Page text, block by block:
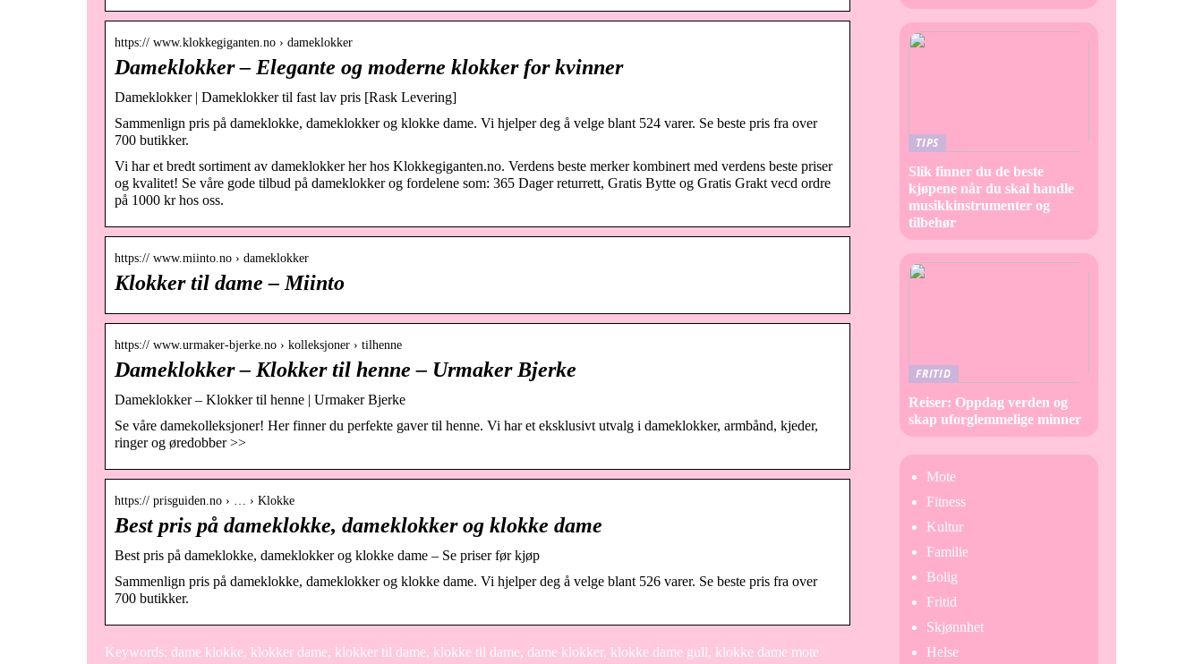
https:// www.klokkegiganten.no › dameklokker
Dameklokker – Elegante og moderne klokker for kvinner
Dameklokker | Dameklokker til fast lav pris [Rask Levering]
Sammenlign pris på dameklokke, dameklokker og klokke dame. Vi hjelper deg å velge blant 524 varer. Se beste pris fra over
700 butikker.
Vi har et bredt sortiment av dameklokker her hos Klokkegiganten.no. Verdens beste merker kombinert med verdens beste priser
og kvalitet! Se våre gode tilbud på dameklokker og fordelene som: 365 Dager returrett, Gratis Bytte og Gratis Grakt vecd ordre
på 1000 kr hos oss.
https:// www.miinto.no › dameklokker
Klokker til dame – Miinto
https:// www.urmaker-bjerke.no › kolleksjoner › tilhenne
Dameklokker – Klokker til henne – Urmaker Bjerke
Dameklokker – Klokker til henne | Urmaker Bjerke
Se våre damekolleksjoner! Her finner du perfekte gaver til henne. Vi har et eksklusivt utvalg i dameklokker, armbånd, kjeder,
ringer og øredobber >>
https:// prisguiden.no › … › Klokke
Best pris på dameklokke, dameklokker og klokke dame
Best pris på dameklokke, dameklokker og klokke dame – Se priser før kjøp
Sammenlign pris på dameklokke, dameklokker og klokke dame. Vi hjelper deg å velge blant 526 varer. Se beste pris fra over
700 butikker.
Keywords: dame klokke, klokker dame, klokker til dame, klokke til dame, dame klokker, klokke dame gull, klokke dame mote
TIPS
Slik finner du de beste
kjøpene når du skal handle
musikkinstrumenter og
tilbehør
FRITID
Reiser: Oppdag verden og
skap uforglemmelige minner
Mote
Fitness
Kultur
Familie
Bolig
Fritid
Skjønnhet
Helse